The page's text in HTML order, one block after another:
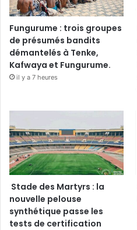
Fungurume : trois groupes
de présumés bandits
démantelés à Tenke,
Kafwaya et Fungurume.
il y a 7 heures
Stade des Martyrs : la
nouvelle pelouse
synthétique passe les
tests de certification